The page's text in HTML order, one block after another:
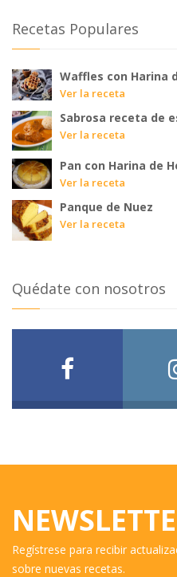
Recetas Populares
Waffles con Harina
Ver la receta
Sabrosa receta de
Ver la receta
Pan con Harina de
Ver la receta
Panque de Nuez
Ver la receta
Quédate con nosotros
Regístrese para recibir
sobre nuevas recetas.